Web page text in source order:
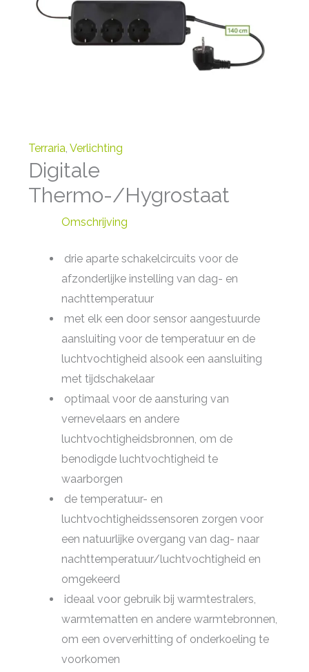
Terraria, Verlichting
Digitale
Thermo-/Hygrostaat
Omschrijving
drie aparte schakelcircuits voor de
afzonderlijke instelling van dag- en
nachttemperatuur
met elk een door sensor aangestuurde
aansluiting voor de temperatuur en de
luchtvochtigheid alsook een aansluiting
met tijdschakelaar
optimaal voor de aansturing van
vernevelaars en andere
luchtvochtigheidsbronnen, om de
benodigde luchtvochtigheid te
waarborgen
de temperatuur- en
luchtvochtigheidssensoren zorgen voor
een natuurlijke overgang van dag- naar
nachttemperatuur/luchtvochtigheid en
omgekeerd
ideaal voor gebruik bij warmtestralers,
warmtematten en andere warmtebronnen,
om een oververhitting of onderkoeling te
voorkomen